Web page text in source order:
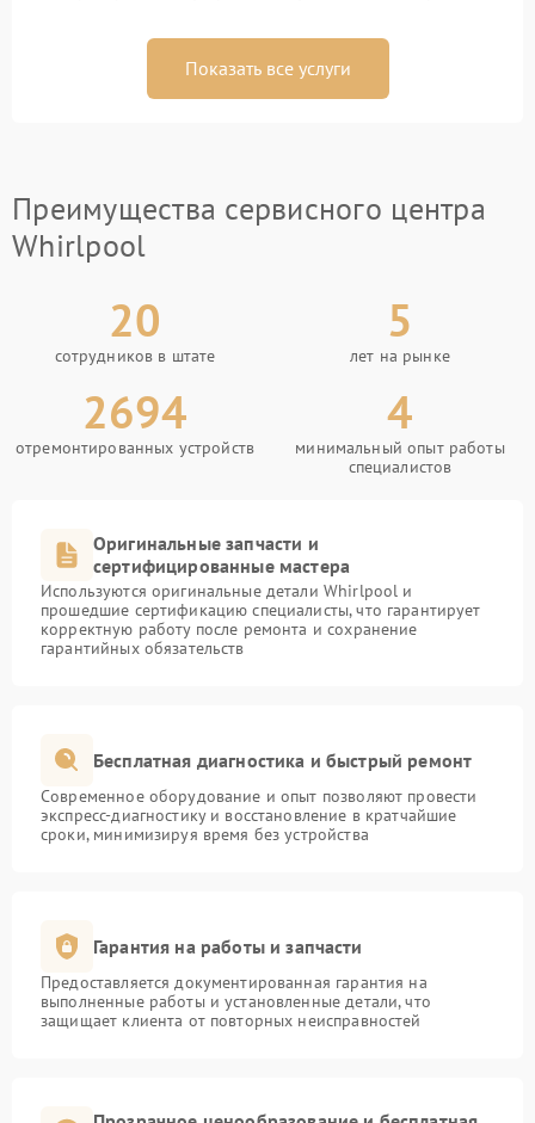
Показать все услуги
Преимущества сервисного центра
Whirlpool
20
сотрудников в штате
5
лет на рынке
2694
отремонтированных устройств
4
минимальный опыт работы
специалистов
Оригинальные запчасти и
сертифицированные мастера
Используются оригинальные детали Whirlpool и
прошедшие сертификацию специалисты, что гарантирует
корректную работу после ремонта и сохранение
гарантийных обязательств
Бесплатная диагностика и быстрый ремонт
Современное оборудование и опыт позволяют провести
экспресс-диагностику и восстановление в кратчайшие
сроки, минимизируя время без устройства
Гарантия на работы и запчасти
Предоставляется документированная гарантия на
выполненные работы и установленные детали, что
защищает клиента от повторных неисправностей